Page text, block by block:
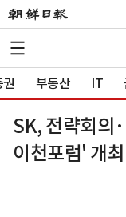
부동산 IT
SK, 전략회의
이천포럼' 개최